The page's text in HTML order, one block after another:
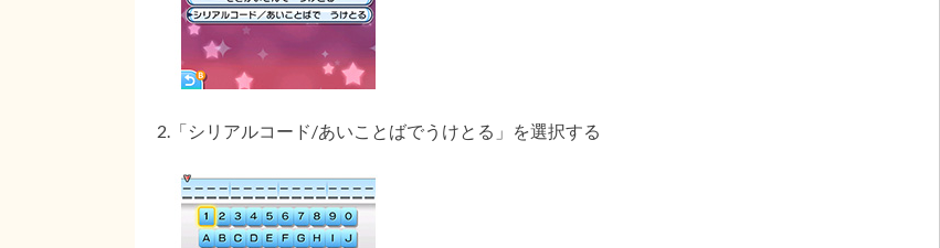
2.「シリアルコード/あいことばでうけとる」を選択する